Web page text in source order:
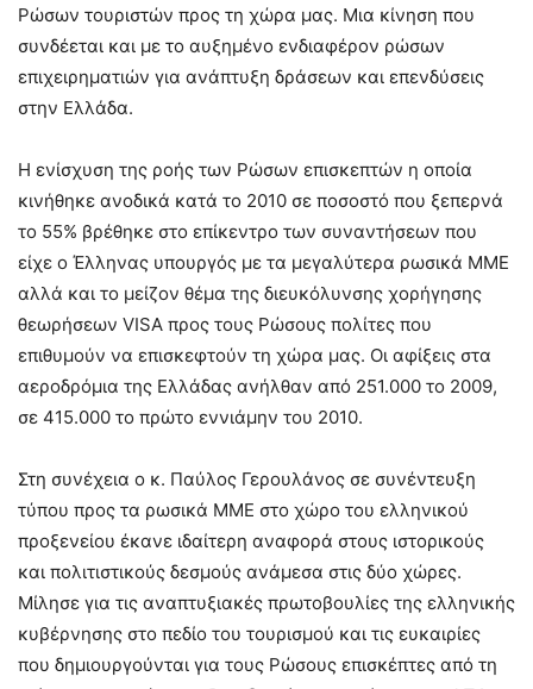
Ρώσων τουριστών προς τη χώρα μας. Μια κίνηση που
συνδέεται και με το αυξημένο ενδιαφέρον ρώσων
επιχειρηματιών για ανάπτυξη δράσεων και επενδύσεις
στην Ελλάδα.
Η ενίσχυση της ροής των Ρώσων επισκεπτών η οποία
κινήθηκε ανοδικά κατά το 2010 σε ποσοστό που ξεπερνά
το 55% βρέθηκε στο επίκεντρο των συναντήσεων που
είχε ο Έλληνας υπουργός με τα μεγαλύτερα ρωσικά ΜΜΕ
αλλά και το μείζον θέμα της διευκόλυνσης χορήγησης
θεωρήσεων VISA προς τους Ρώσους πολίτες που
επιθυμούν να επισκεφτούν τη χώρα μας. Οι αφίξεις στα
αεροδρόμια της Ελλάδας ανήλθαν από 251.000 το 2009,
σε 415.000 το πρώτο εννιάμην του 2010.
Στη συνέχεια ο κ. Παύλος Γερουλάνος σε συνέντευξη
τύπου προς τα ρωσικά ΜΜΕ στο χώρο του ελληνικού
προξενείου έκανε ιδαίτερη αναφορά στους ιστορικούς
και πολιτιστικούς δεσμούς ανάμεσα στις δύο χώρες.
Μίλησε για τις αναπτυξιακές πρωτοβουλίες της ελληνικής
κυβέρνησης στο πεδίο του τουρισμού και τις ευκαιρίες
που δημιουργούνται για τους Ρώσους επισκέπτες από τη